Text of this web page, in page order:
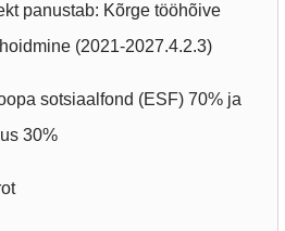
panustab: Kõrge tööhõive
(2021-2027.4.2.3)
sotsiaalfond (ESF) 70% ja
30%